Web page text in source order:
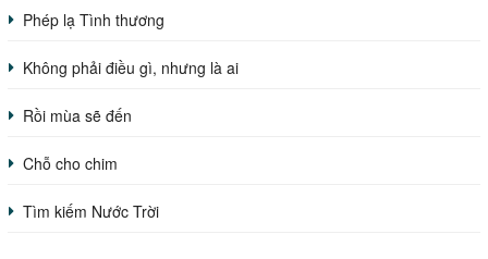
Phép lạ Tình thương
Không phải điều gì, nhưng là ai
Rồi mùa sẽ đến
Chỗ cho chim
Tìm kiếm Nước Trời